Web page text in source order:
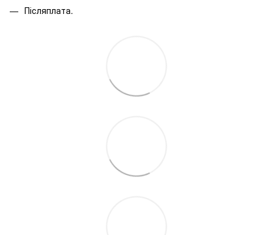
Післяплата.